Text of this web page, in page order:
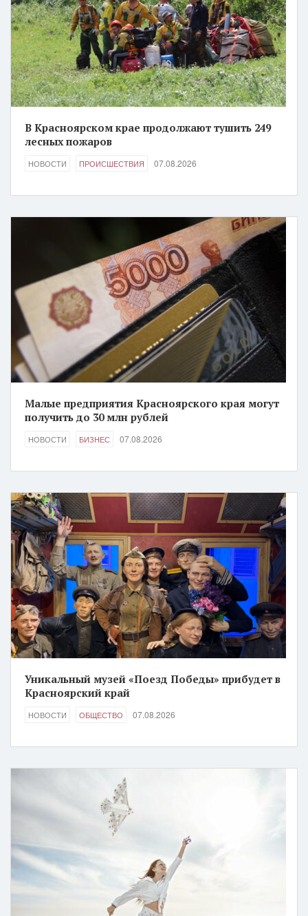
В Красноярском крае продолжают тушить 249
лесных пожаров
НОВОСТИ ПРОИСШЕСТВИЯ 07.08.2026
Малые предприятия Красноярского края могут
получить до 30 млн рублей
НОВОСТИ БИЗНЕС 07.08.2026
Уникальный музей «Поезд Победы» прибудет в
Красноярский край
НОВОСТИ ОБЩЕСТВО 07.08.2026